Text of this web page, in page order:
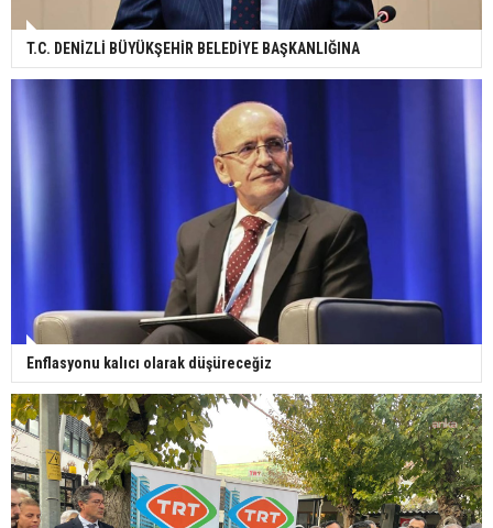
T.C. DENİZLİ BÜYÜKŞEHİR BELEDİYE BAŞKANLIĞINA
Enflasyonu kalıcı olarak düşüreceğiz